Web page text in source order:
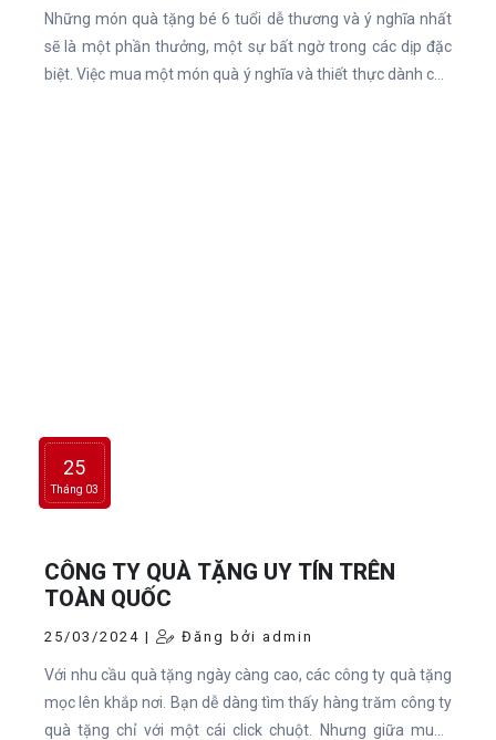
Những món quà tặng bé 6 tuổi dễ thương và ý nghĩa nhất
sẽ là một phần thưởng, một sự bất ngờ trong các dịp đặc
biệt. Việc mua một món quà ý nghĩa và thiết thực dành cho
25
Tháng 03
CÔNG TY QUÀ TẶNG UY TÍN TRÊN
TOÀN QUỐC
25/03/2024 | Đăng bởi admin
Với nhu cầu quà tặng ngày càng cao, các công ty quà tặng
mọc lên khắp nơi. Bạn dễ dàng tìm thấy hàng trăm công ty
quà tặng chỉ với một cái click chuột. Nhưng giữa muôn